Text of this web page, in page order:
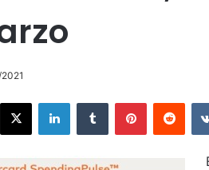
X LinkedInTumblr Pinterest